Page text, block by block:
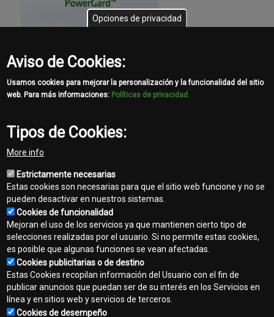
Footer
menu
Contacto
Mapa del sitio
Opciones de privacidad
Aviso de Cookies:
Usamos cookies para mejorar la personalización y la funcionalidad del sitio
web. Para más informaciones: Políticas de privacidad.
Tipos de Cookies:
More info
Estrictamente necesarias
Estas cookies son necesarias para que el sitio web funcione y no se
pueden desactivar en nuestros sistemas.
Cookies de funcionalidad
Mejoran el uso de los servicios ya que mantienen cierto tipo de
selecciones realizadas por el usuario. Si no permite estas cookies,
es posible que algunas funciones se vean afectadas.
Cookies publicitarias o de destino
Estas Cookies recopilan información del Usuario con el fin de
publicar anuncios que puedan ser de su interés en los Servicios en
línea y en sitios web y servicios de terceros.
Cookies de desempeño